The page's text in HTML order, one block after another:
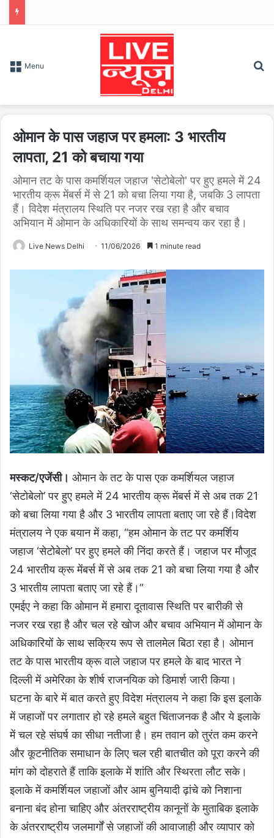
Menu
ओमान के पास जहाज पर हमला: 3 भारतीय
लापता, 21 को बचाया गया
ओमान तट के पास कमर्शियल जहाज 'सेटोबेलो' पर हुए हमले में 24
भारतीय क्रू मेंबर्स में से 21 को बचा लिया गया है, जबकि 3 लापता
हैं। विदेश मंत्रालय स्थिति पर नजर रख रहा है और बचाव
अभियान में ओमान के अधिकारियों के साथ समन्वय कर रहा है।
Live News Delhi 11/06/2026 1 minute read
मस्कट/एजेंसी। ओमान के तट के पास एक कमर्शियल जहाज
‘सेटोबेलो’ पर हुए हमले में 24 भारतीय क्रू मेंबर्स में से अब तक 21
को बचा लिया गया है और 3 भारतीय लापता बताए जा रहे हैं।विदेश
मंत्रालय ने एक बयान में कहा, “हम ओमान के तट पर कमर्शिय
जहाज ‘सेटोबेलो’ पर हुए हमले की निंदा करते हैं। जहाज पर मौजूद
24 भारतीय क्रू मेंबर्स में से अब तक 21 को बचा लिया गया है और
3 भारतीय लापता बताए जा रहे हैं।”
एमईए ने कहा कि ओमान में हमारा दूतावास स्थिति पर बारीकी से
नजर रख रहा है और चल रहे खोज और बचाव अभियान में ओमान के
अधिकारियों के साथ सक्रिय रूप से तालमेल बिठा रहा है। ओमान
तट के पास भारतीय क्रू वाले जहाज पर हमले के बाद भारत ने
दिल्ली में अमेरिका के शीर्ष राजनयिक को डिमार्श जारी किया।
घटना के बारे में बात करते हुए विदेश मंत्रालय ने कहा कि इस इलाके
में जहाजों पर लगातार हो रहे हमले बहुत चिंताजनक है और ये इलाके
में चल रहे संघर्ष का सीधा नतीजा है। हम तवान को तुरंत कम करने
और कूटनीतिक समाधान के लिए चल रही बातचीत को पूरा करने की
मांग को दोहराते हैं ताकि इलाके में शांति और स्थिरता लौट सके।
इलाके में कमर्शियल जहाजों और आम बुनियादी ढ़ांचे को निशाना
बनाना बंद होना चाहिए और अंतरराष्ट्रीय कानूनों के मुताबिक इलाके
के अंतरराष्ट्रीय जलमार्गों से जहाजों की आवाजाही और व्यापार को